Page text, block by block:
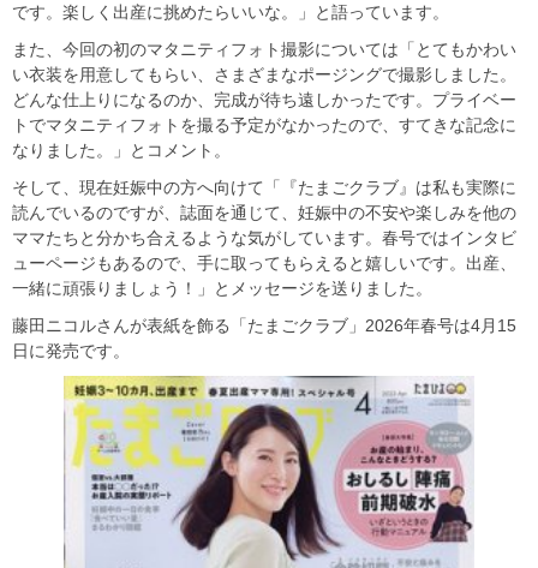
です。楽しく出産に挑めたらいいな。」と語っています。
また、今回の初のマタニティフォト撮影については「とてもかわい
い衣装を用意してもらい、さまざまなポージングで撮影しました。
どんな仕上りになるのか、完成が待ち遠しかったです。プライベー
トでマタニティフォトを撮る予定がなかったので、すてきな記念に
なりました。」とコメント。
そして、現在妊娠中の方へ向けて「『たまごクラブ』は私も実際に
読んでいるのですが、誌面を通じて、妊娠中の不安や楽しみを他の
ママたちと分かち合えるような気がしています。春号ではインタビ
ューページもあるので、手に取ってもらえると嬉しいです。出産、
一緒に頑張りましょう！」とメッセージを送りました。
藤田ニコルさんが表紙を飾る「たまごクラブ」2026年春号は4月15
日に発売です。